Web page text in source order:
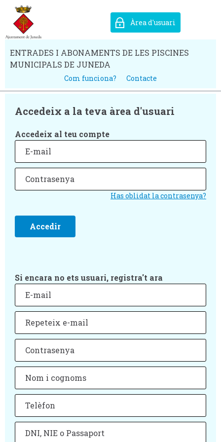
Àrea d'usuari
ENTRADES I ABONAMENTS DE LES PISCINES
MUNICIPALS DE JUNEDA
Com funciona? Contacte
Accedeix a la teva àrea d'usuari
Accedeix al teu compte
Has oblidat la contrasenya?
Si encara no ets usuari, registra't ara